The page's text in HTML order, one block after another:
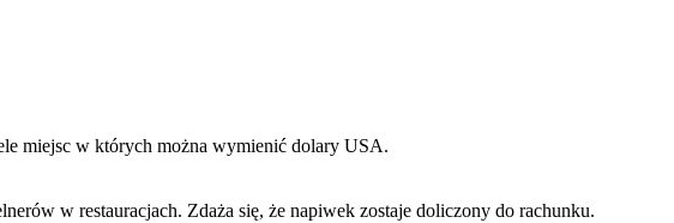
miejsc w których można wymienić dolary USA.
w restauracjach. Zdaża się, że napiwek zostaje doliczony do rachunku.